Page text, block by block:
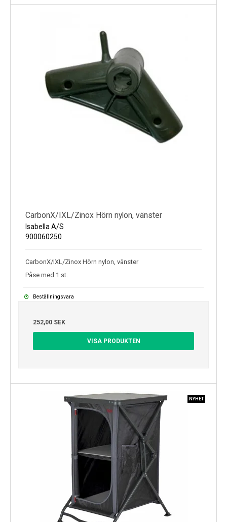
CarbonX/IXL/Zinox Hörn nylon, vänster
Isabella A/S
900060250
CarbonX/IXL/Zinox Hörn nylon, vänster
Påse med 1 st.
Beställningsvara
252,00 SEK
VISA PRODUKTEN
NYHET